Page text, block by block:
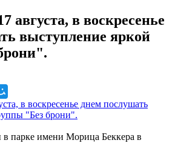
августа, в воскресенье
выступление яркой
парке имени Морица Беккера в